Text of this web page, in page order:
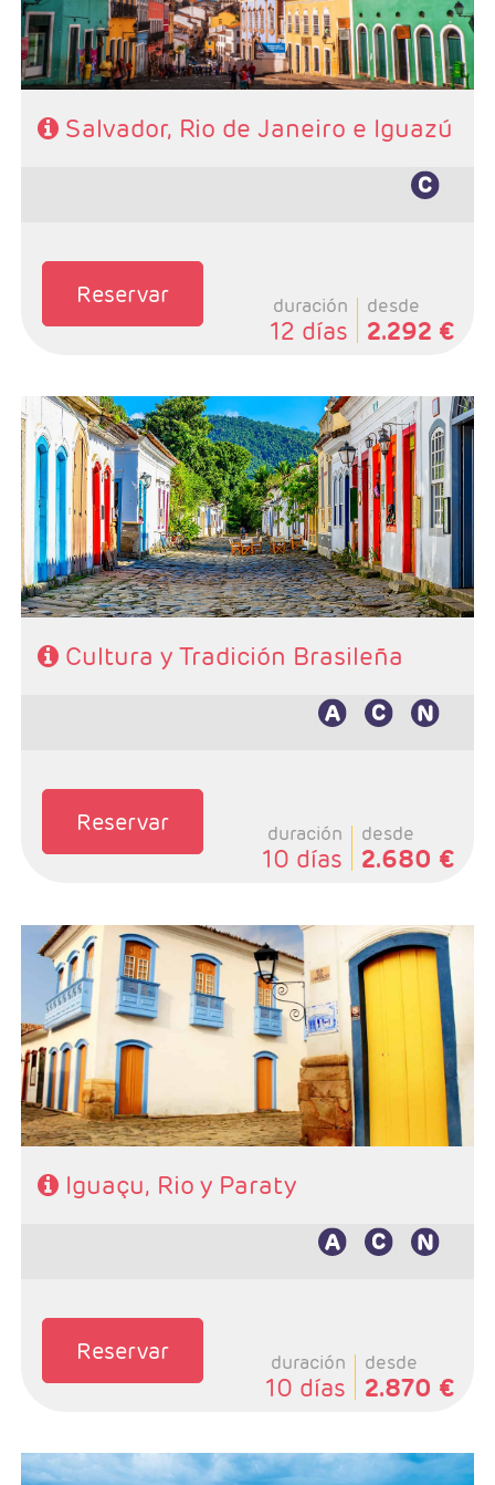
Salvador, Rio de Janeiro e Iguazú
Reservar duración
12 días
desde
2.292 €
- Salidas: Diarias
- Ruta: 3 noches Rio, 3 noches Paraty y 2 noches
Salvador
- Categoría hotelera: De libre elección
- Régimen: Según programa
Cultura y Tradición Brasileña
Reservar duración
10 días
desde
2.680 €
- Salidas: Diarias
- Ruta: 3 noches Iguaçu, 2 noches Río y 3 noches
Paraty
- Categoría hotelera: De libre elección
- Régimen: Según programa
Iguaçu, Rio y Paraty
Reservar duración
10 días
desde
2.870 €